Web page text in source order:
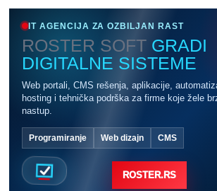
IT AGENCIJA ZA OZBILJAN RAST
ROSTER SOFT GRADI
DIGITALNE SISTEME
Web portali, CMS rešenja, aplikacije,
hosting i tehnička podrška za firme koje žele
nastup.
Programiranje Web dizajn CMS
ROSTER.RS